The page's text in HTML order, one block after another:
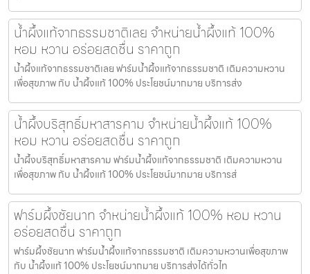
น้ำผึ้งแท้จากธรรมชาติเลย จำหน่ายน้ำผึ้งแท้ 100%
หอม หวาน อร่อยสดชื่น ราคาถูก
น้ำผึ้งแท้จากธรรมชาติเลย ฟาร์มน้ำผึ้งแท้จากธรรมชาติ เติมความหวาน
เพื่อสุขภาพ กับ น้ำผึ้งแท้ 100% ประโยชน์มากมาย บริการส่ง
น้ำผึ้งบริสุทธิ์มหาสารคาม จำหน่ายน้ำผึ้งแท้ 100%
หอม หวาน อร่อยสดชื่น ราคาถูก
น้ำผึ้งบริสุทธิ์มหาสารคาม ฟาร์มน้ำผึ้งแท้จากธรรมชาติ เติมความหวาน
เพื่อสุขภาพ กับ น้ำผึ้งแท้ 100% ประโยชน์มากมาย บริการส่
ฟาร์มผึ้งชัยนาท จำหน่ายน้ำผึ้งแท้ 100% หอม หวาน
อร่อยสดชื่น ราคาถูก
ฟาร์มผึ้งชัยนาท ฟาร์มน้ำผึ้งแท้จากธรรมชาติ เติมความหวานเพื่อสุขภาพ
กับ น้ำผึ้งแท้ 100% ประโยชน์มากมาย บริการส่งได้ทั่วไท